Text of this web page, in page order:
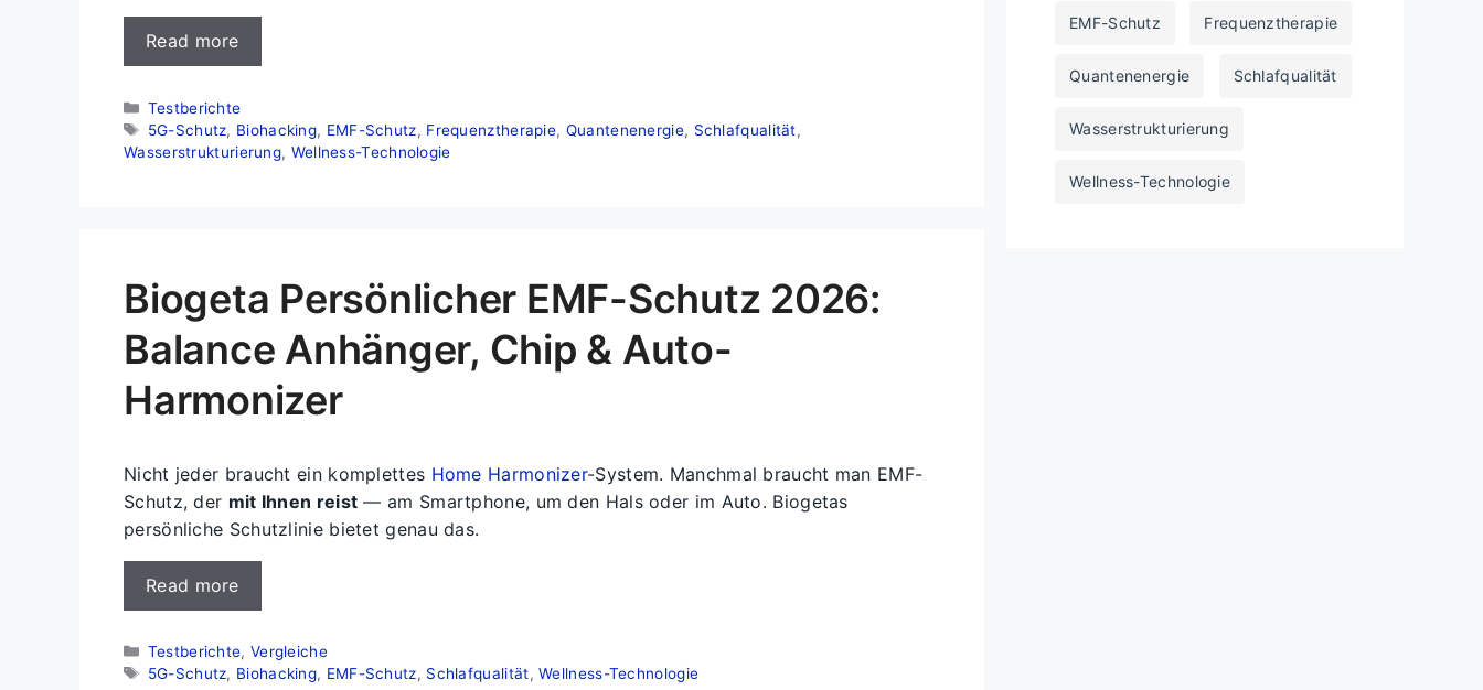
Read more
Kategorien
Testberichte
Schlagwörter
5G-Schutz, Biohacking, EMF-Schutz, Frequenztherapie, Quantenenergie, Schlafqualität,
Wasserstrukturierung, Wellness-Technologie
Biogeta Persönlicher EMF-Schutz 2026:
Balance Anhänger, Chip & Auto-
Harmonizer
Nicht jeder braucht ein komplettes Home Harmonizer-System. Manchmal braucht man EMF-
Schutz, der mit Ihnen reist — am Smartphone, um den Hals oder im Auto. Biogetas
persönliche Schutzlinie bietet genau das.
Read more
Kategorien
Testberichte, Vergleiche
Schlagwörter
5G-Schutz, Biohacking, EMF-Schutz, Schlafqualität,Wellness-Technologie
EMF-Schutz Frequenztherapie
Quantenenergie Schlafqualität
Wasserstrukturierung
Wellness-Technologie